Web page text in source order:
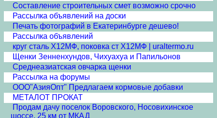
Составление строительных смет возможно срочно
Рассылка объявлений на доски
Печать фотографий в Екатеринбурге дешево!
Рассылка объявлений
круг сталь Х12МФ, поковка ст Х12МФ | uraltermo.ru
Щенки Зенненхундов, Чихуахуа и Папильонов
Среднеазиатская овчарка щенки
Рассылка на форумы
ООО"АзияОпт" Предлагаем кормовые добавки
МЕТАЛОТ ПРОКАТ
Продам дачу поселок Воровского, Носовихинское
шоссе, 25 км от МКАД